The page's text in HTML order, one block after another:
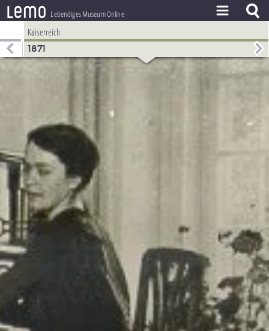
lemo Lebendiges Museum Online
ZEITSTRAHL
THEMEN
LERNEN
PROJEKT
Kaiserreich
1871